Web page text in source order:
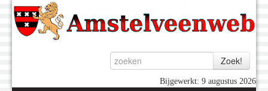
Bijgewerkt: 9 augustus 2026